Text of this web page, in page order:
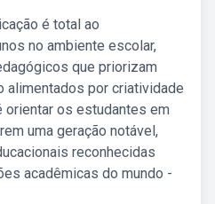
é total ao
no ambiente escolar,
que priorizam
alimentados por criatividade
orientar os estudantes em
uma geração notável,
reconhecidas
acadêmicas do mundo -